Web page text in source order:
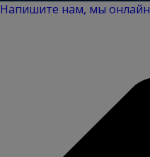
Напишите нам, мы онлайн